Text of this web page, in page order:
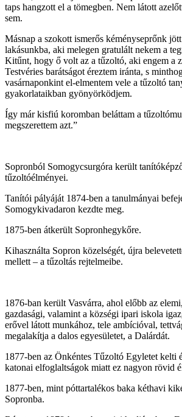
taps hangzott el a tömegben. Nem látott
sem.
Másnap a szokott ismerős kéményseprőnk
lakásunkba, aki melegen gratulált nekem a
Kitűnt, hogy ő volt az a tűzoltó, aki engem a
Testvéries barátságot éreztem iránta, s
vasárnaponkint el-elmentem vele a tűzoltó
gyakorlataikban gyönyörködjem.
Így már kisfiú koromban beláttam a
megszerettem azt.”
Sopronból Somogycsurgóra került
tűzoltóélményei.
Tanítói pályáját 1874-ben a tanulmányai
Somogykivadaron kezdte meg.
1875-ben átkerült Sopronhegykőre.
Kihasználta Sopron közelségét, újra
mellett – a tűzoltás rejtelmeibe.
1876-ban került Vasvárra, ahol előbb az
gazdasági, valamint a községi ipari iskola
erővel látott munkához, tele ambícióval,
megalakítja a dalos egyesületet, a Dalárdát.
1877-ben az Önkéntes Tűzoltó Egyletet kelti
katonai elfoglaltságok miatt ez nagyon rövid
1877-ben, mint póttartalékos baka kéthavi
Sopronba.